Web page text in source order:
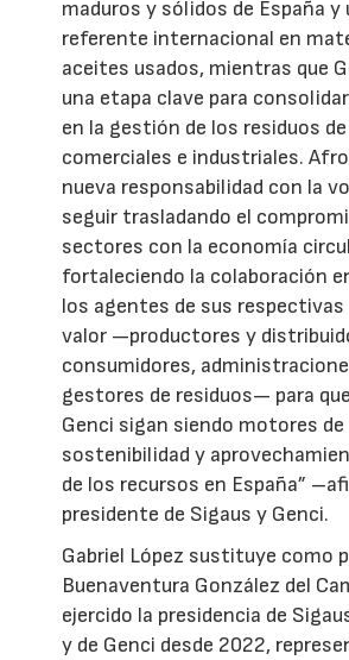
maduros y sólidos de España
referente internacional en
aceites usados, mientras que
una etapa clave para
en la gestión de los residuos
comerciales e industriales.
nueva responsabilidad con la
seguir trasladando el
sectores con la economía
fortaleciendo la colaboración
los agentes de sus respectivas
valor —productores y
consumidores,
gestores de residuos— para
Genci sigan siendo motores de
sostenibilidad y
de los recursos en España”
presidente de Sigaus y Genci.
Gabriel López sustituye como
Buenaventura González del
ejercido la presidencia de
y de Genci desde 2022,